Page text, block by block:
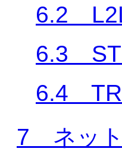
6.2
6.3
6.4
7 ネット